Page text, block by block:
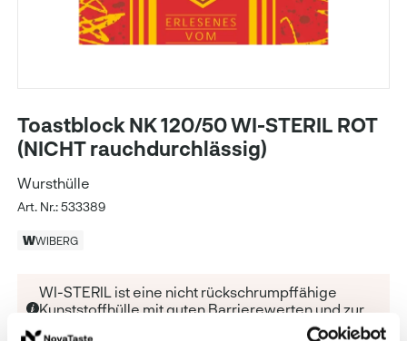
Toastblock NK 120/50 WI-STERIL ROT
(NICHT rauchdurchlässig)
Wursthülle
Art. Nr.: 533389
WIBERG
WI-STERIL ist eine nicht rückschrumpffähige
Kunststoffhülle mit guten Barrierewerten und zur
Sterilisation geeignet.